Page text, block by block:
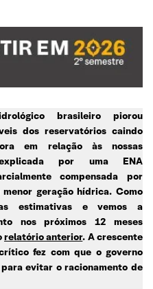
brasileiro piorou
dos reservatórios caindo
em relação às nossas
por uma ENA
compensada por
geração hídrica. Como
estimativas e vemos a
nos próximos 12 meses
relatório anterior. A crescente
fez com que o governo
evitar o racionamento de